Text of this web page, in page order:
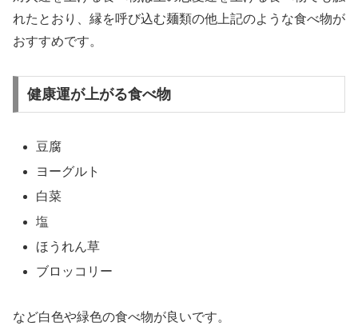
れたとおり、 縁を呼び込む麺類の他上記のような食べ物が
おすすめです。
健康運が上がる食べ物
豆腐
ヨーグルト
白菜
塩
ほうれん草
ブロッコリー
など白色や緑色の食べ物が良いです。